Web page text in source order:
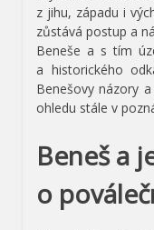
z jihu, západu i
zůstává postup a
Beneše a s tím
a historického
Benešovy názory
ohledu stále v
Beneš a
o